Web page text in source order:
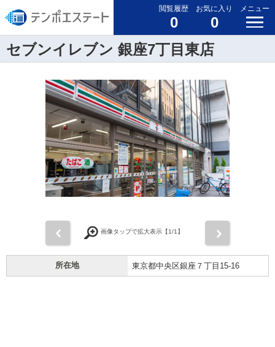
閲覧履歴
0
お気に入り
0
メニュー
セブンイレブン 銀座7丁目東店
画像タップで拡大表示【1/1】
所在地 東京都中央区銀座７丁目15-16